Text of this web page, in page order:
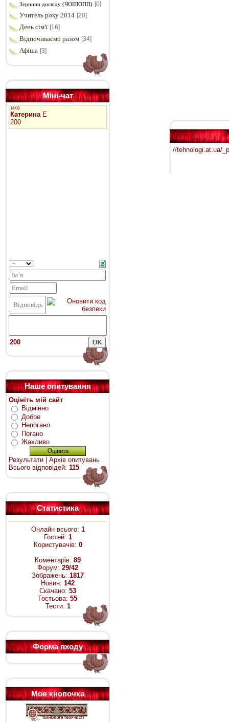
Зернини досвіду (ЧОІПОПП) [0]
Учитель року 2014 [20]
День сім'ї [16]
Відпочиваємо разом [34]
Афіша [3]
Міні-чат
200
Наше опитування
Оцініть мій сайт
Відмінно
Добре
Непогано
Погано
Жахливо
Результати
Архів опитувань
Всього відповідей: 115
Статистика
Онлайн всього: 1
Гостей: 1
Користувачів: 0
Коментарів: 89
Форум: 29/42
Зображень: 1817
Новин: 142
Скачано: 53
Гостьова: 55
Тести: 1
Форма входу
Моя кнопочка
//tehnologi.at.ua/